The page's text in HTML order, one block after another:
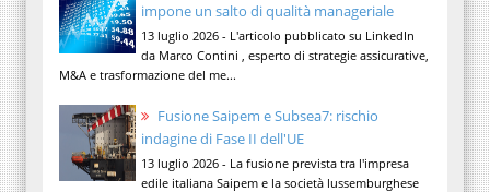
impone un salto di qualità manageriale
13 luglio 2026 - L'articolo pubblicato su LinkedIn
da Marco Contini , esperto di strategie assicurative,
M&A e trasformazione del me...
Fusione Saipem e Subsea7: rischio
indagine di Fase II dell'UE
13 luglio 2026 - La fusione prevista tra l'impresa
edile italiana Saipem e la società lussemburghese